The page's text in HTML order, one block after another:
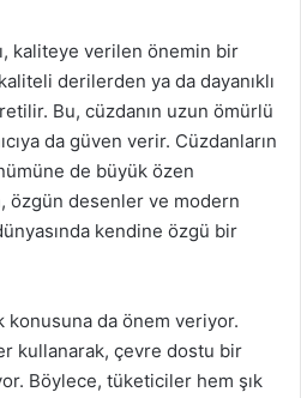
kaliteye verilen önemin bir
derilerden ya da dayanıklı
Bu, cüzdanın uzun ömürlü
da güven verir. Cüzdanların
de büyük özen
özgün desenler ve modern
kendine özgü bir
da önem veriyor.
kullanarak, çevre dostu bir
Böylece, tüketiciler hem şık